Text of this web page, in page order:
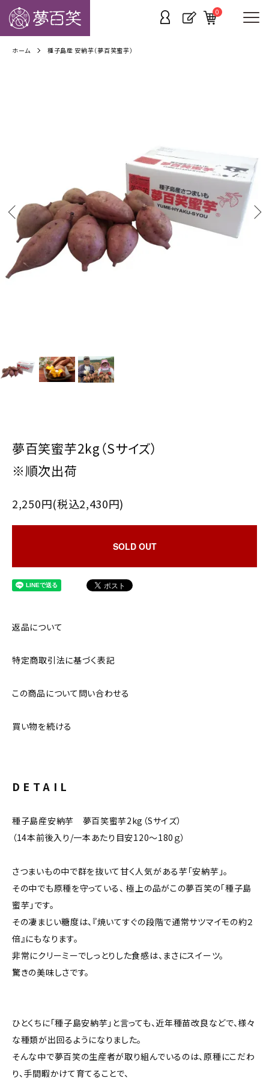
0
ホーム 種子島産 安納芋（夢百笑蜜芋）
夢百笑蜜芋2kg（Sサイズ）
※順次出荷
2,250円(税込2,430円)
SOLD OUT
返品について
特定商取引法に基づく表記
この商品について問い合わせる
買い物を続ける
DETAIL
種子島産安納芋 夢百笑蜜芋2kg（Sサイズ）
（14本前後入り/一本あたり目安120～180ｇ）
さつまいもの中で群を抜いて甘く人気がある芋「安納芋」。
その中でも原種を守っている、 極上の品がこの夢百笑の「種子島
蜜芋」です。
その凄まじい糖度は、『焼いてすぐの段階で通常サツマイモの約２
倍』にもなります。
非常にクリーミーでしっとりした食感は、まさにスイーツ。
驚きの美味しさです。
ひとくちに「種子島安納芋」と言っても、近年種苗改良などで、様々
な種類が出回るようになりました。
そんな中で夢百笑の生産者が取り組んでいるのは、原種にこだわ
り、手間暇かけて育てることで、